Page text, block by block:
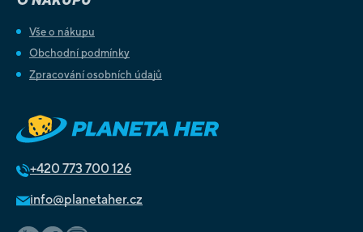
Vše o nákupu
Obchodní podmínky
Zpracování osobních údajů
+420 773 700 126
info@planetaher.cz